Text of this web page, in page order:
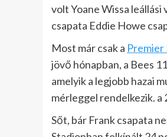
volt Yoane Wissa
csapata Eddie Howe
Most már csak a Premier
jövő hónapban, a Bees
amelyik a legjobb hazai
mérleggel rendelkezik. a
Sőt, bár Frank csapata